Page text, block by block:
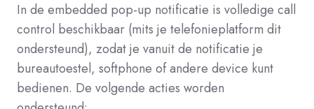
In de embedded pop-up notificatie is volledige call
control beschikbaar (mits je telefonieplatform dit
ondersteund), zodat je vanuit de notificatie je
bureautoestel, softphone of andere device kunt
bedienen. De volgende acties worden